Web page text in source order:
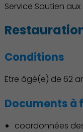
Démocratie
Service Soutien aux
Conditions
Etre âgé(e) de 62
Documents à
coordonnées